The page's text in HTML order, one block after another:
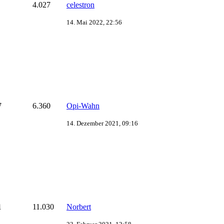
4.027 celestron
14. Mai 2022, 22:56
6.360 Opi-Wahn
14. Dezember 2021, 09:16
11.030 Norbert